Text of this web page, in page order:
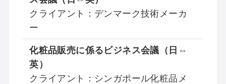
クライアント：デンマーク技術メーカ
ー
化粧品販売に係るビジネス会議（日⇔
英）
クライアント：シンガポール化粧品メ